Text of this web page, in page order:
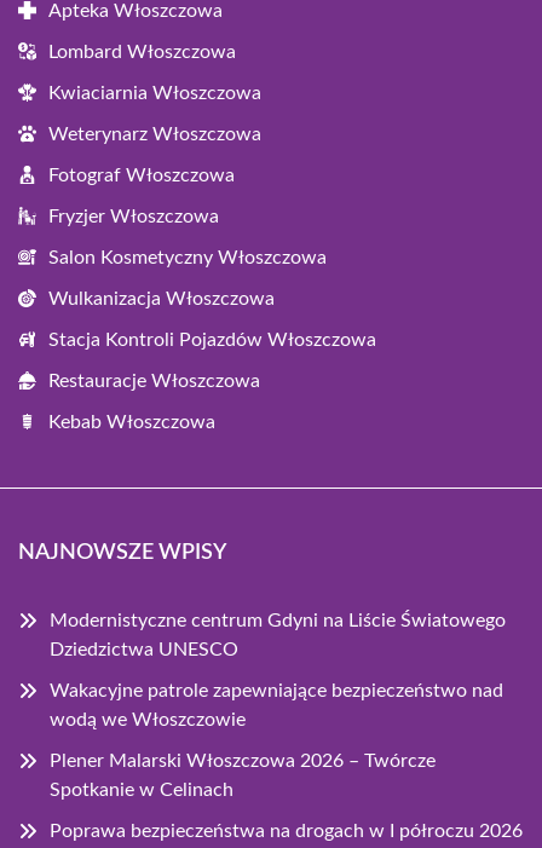
Apteka Włoszczowa
Lombard Włoszczowa
Kwiaciarnia Włoszczowa
Weterynarz Włoszczowa
Fotograf Włoszczowa
Fryzjer Włoszczowa
Salon Kosmetyczny Włoszczowa
Wulkanizacja Włoszczowa
Stacja Kontroli Pojazdów Włoszczowa
Restauracje Włoszczowa
Kebab Włoszczowa
NAJNOWSZE WPISY
Modernistyczne centrum Gdyni na Liście Światowego
Dziedzictwa UNESCO
Wakacyjne patrole zapewniające bezpieczeństwo nad
wodą we Włoszczowie
Plener Malarski Włoszczowa 2026 – Twórcze
Spotkanie w Celinach
Poprawa bezpieczeństwa na drogach w I półroczu 2026